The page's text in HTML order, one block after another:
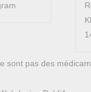
sont pas des